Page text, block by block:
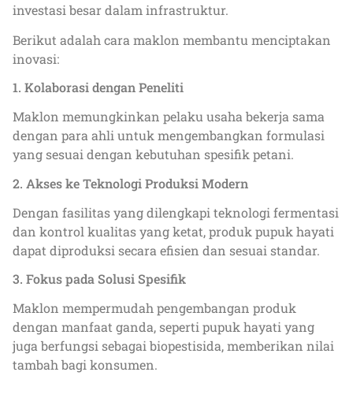
investasi besar dalam infrastruktur.
Berikut adalah cara maklon membantu menciptakan
inovasi:
1. Kolaborasi dengan Peneliti
Maklon memungkinkan pelaku usaha bekerja sama
dengan para ahli untuk mengembangkan formulasi
yang sesuai dengan kebutuhan spesifik petani.
2. Akses ke Teknologi Produksi Modern
Dengan fasilitas yang dilengkapi teknologi fermentasi
dan kontrol kualitas yang ketat, produk pupuk hayati
dapat diproduksi secara efisien dan sesuai standar.
3. Fokus pada Solusi Spesifik
Maklon mempermudah pengembangan produk
dengan manfaat ganda, seperti pupuk hayati yang
juga berfungsi sebagai biopestisida, memberikan nilai
tambah bagi konsumen.